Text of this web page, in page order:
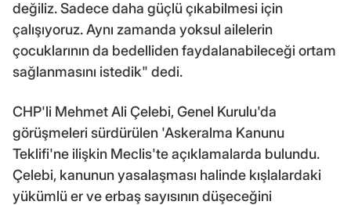
değiliz. Sadece daha güçlü çıkabilmesi için
çalışıyoruz. Aynı zamanda yoksul ailelerin
çocuklarının da bedelliden faydalanabileceği ortam
sağlanmasını istedik" dedi.
CHP'li Mehmet Ali Çelebi, Genel Kurulu'da
görüşmeleri sürdürülen 'Askeralma Kanunu
Teklifi'ne ilişkin Meclis'te açıklamalarda bulundu.
Çelebi, kanunun yasalaşması halinde kışlalardaki
yükümlü er ve erbaş sayısının düşeceğini